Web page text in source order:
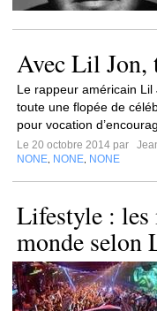
Avec Lil Jon,
Le rappeur américain
toute une flopée de
pour vocation
Le 20 octobre 2014 par
NONE NONE NONE
Lifestyle : les
monde